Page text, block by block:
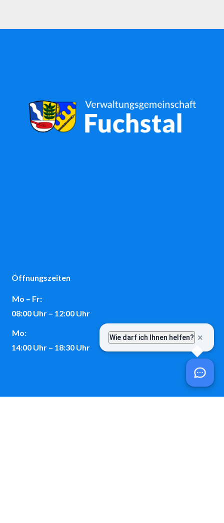
Öffnungszeiten
Mo – Fr:
08:00 Uhr – 12:00 Uhr
Mo:
14:00 Uhr – 18:30 Uhr